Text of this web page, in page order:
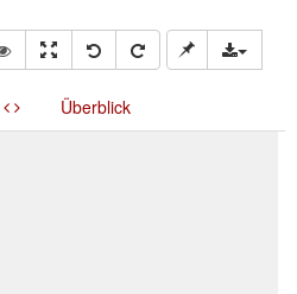
Überblick